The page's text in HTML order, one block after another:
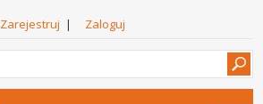
Zarejestruj | Zaloguj